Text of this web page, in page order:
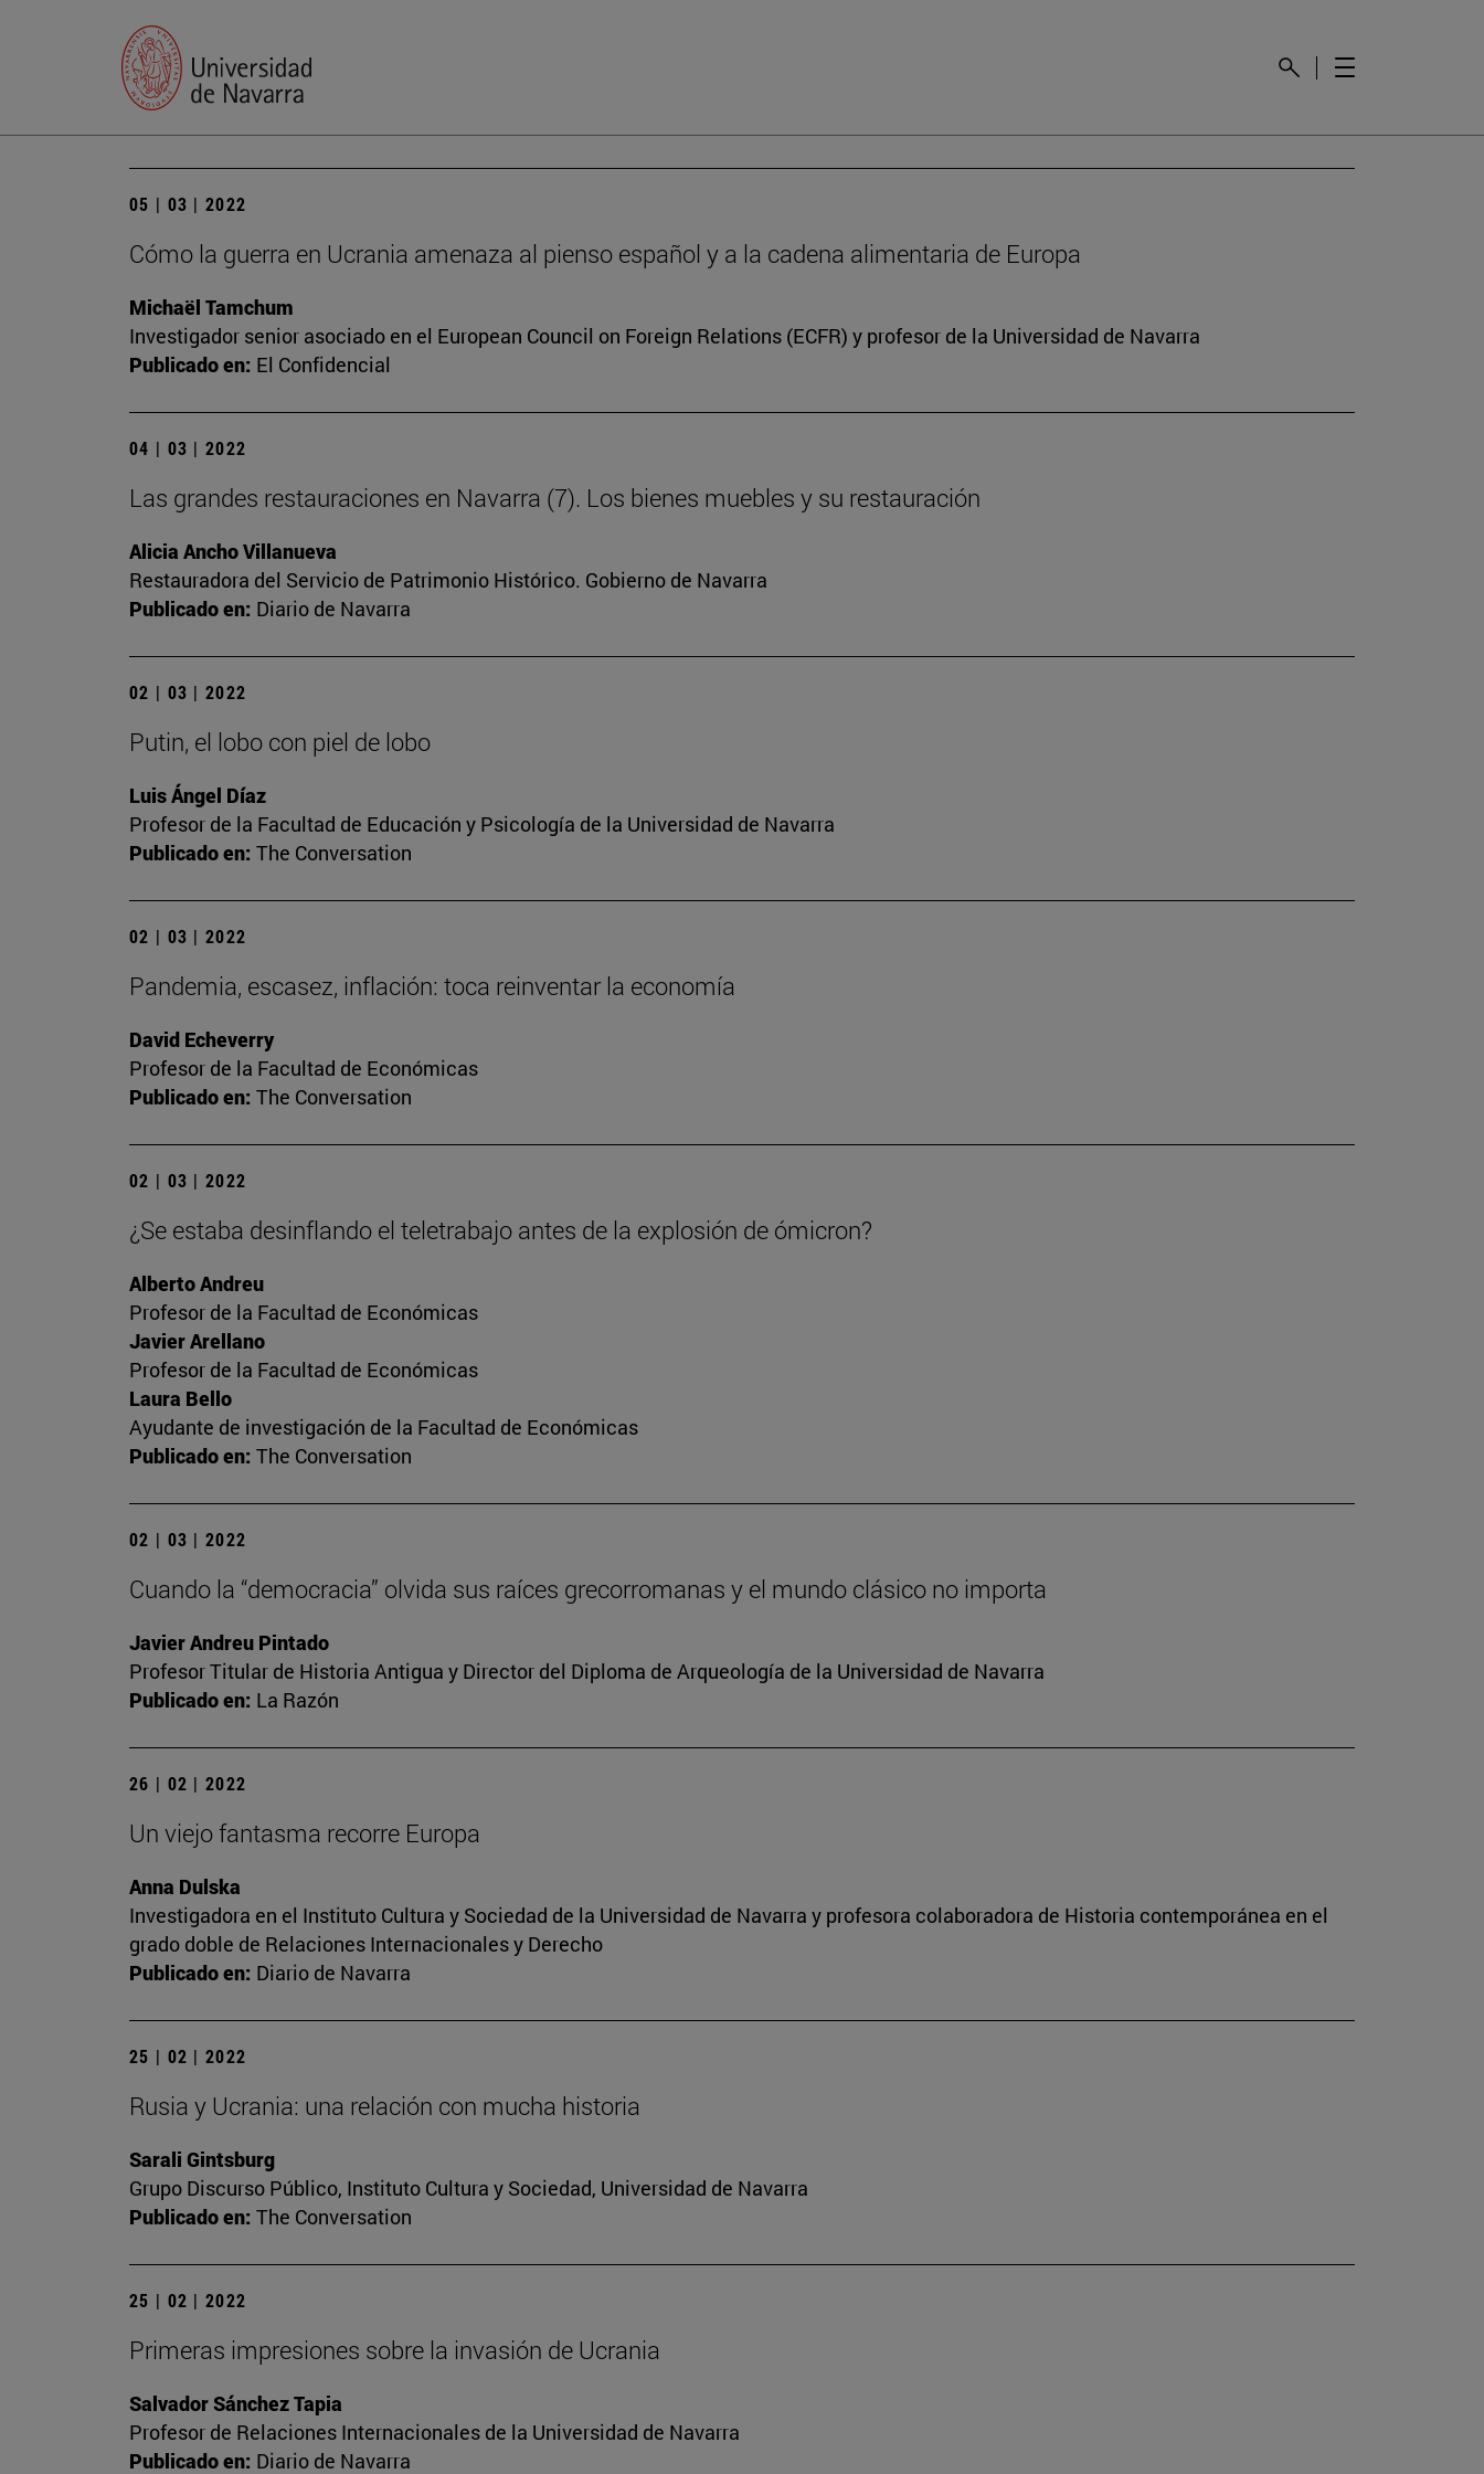
05 | 03 | 2022
Cómo la guerra en Ucrania amenaza al pienso español y a la cadena alimentaria de Europa
Michaël Tamchum
Investigador senior asociado en el European Council on Foreign Relations (ECFR) y profesor de la Universidad de Navarra
Publicado en: El Confidencial
04 | 03 | 2022
Las grandes restauraciones en Navarra (7). Los bienes muebles y su restauración
Alicia Ancho Villanueva
Restauradora del Servicio de Patrimonio Histórico. Gobierno de Navarra
Publicado en: Diario de Navarra
02 | 03 | 2022
Putin, el lobo con piel de lobo
Luis Ángel Díaz
Profesor de la Facultad de Educación y Psicología de la Universidad de Navarra
Publicado en: The Conversation
02 | 03 | 2022
Pandemia, escasez, inflación: toca reinventar la economía
David Echeverry
Profesor de la Facultad de Económicas
Publicado en: The Conversation
02 | 03 | 2022
¿Se estaba desinflando el teletrabajo antes de la explosión de ómicron?
Alberto Andreu
Profesor de la Facultad de Económicas
Javier Arellano
Profesor de la Facultad de Económicas
Laura Bello
Ayudante de investigación de la Facultad de Económicas
Publicado en: The Conversation
02 | 03 | 2022
Cuando la “democracia” olvida sus raíces grecorromanas y el mundo clásico no importa
Javier Andreu Pintado
Profesor Titular de Historia Antigua y Director del Diploma de Arqueología de la Universidad de Navarra
Publicado en: La Razón
26 | 02 | 2022
Un viejo fantasma recorre Europa
Anna Dulska
Investigadora en el Instituto Cultura y Sociedad de la Universidad de Navarra y profesora colaboradora de Historia contemporánea en el
grado doble de Relaciones Internacionales y Derecho
Publicado en: Diario de Navarra
25 | 02 | 2022
Rusia y Ucrania: una relación con mucha historia
Sarali Gintsburg
Grupo Discurso Público, Instituto Cultura y Sociedad, Universidad de Navarra
Publicado en: The Conversation
25 | 02 | 2022
Primeras impresiones sobre la invasión de Ucrania
Salvador Sánchez Tapia
Profesor de Relaciones Internacionales de la Universidad de Navarra
Publicado en: Diario de Navarra